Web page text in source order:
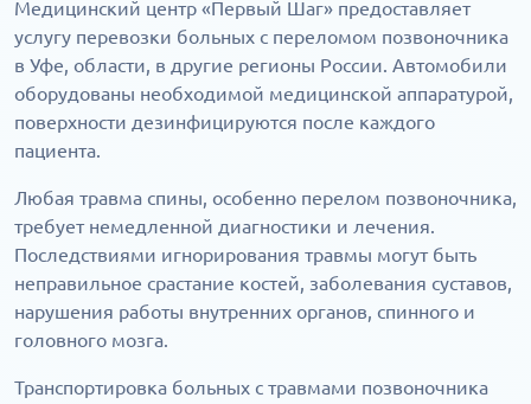
Медицинский центр «Первый Шаг» предоставляет
услугу перевозки больных с переломом позвоночника
в Уфе, области, в другие регионы России. Автомобили
оборудованы необходимой медицинской аппаратурой,
поверхности дезинфицируются после каждого
пациента.
Любая травма спины, особенно перелом позвоночника,
требует немедленной диагностики и лечения.
Последствиями игнорирования травмы могут быть
неправильное срастание костей, заболевания суставов,
нарушения работы внутренних органов, спинного и
головного мозга.
Транспортировка больных с травмами позвоночника